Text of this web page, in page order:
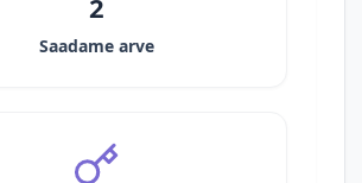
2
Saadame arve